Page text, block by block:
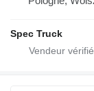
Spec Truck